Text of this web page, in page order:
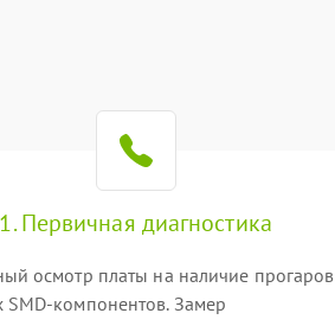
1. Первичная диагностика
осмотр платы на наличие прогаров
SMD-компонентов. Замер